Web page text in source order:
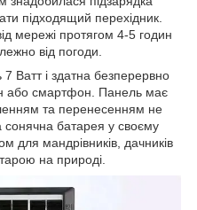
підходящий перехідник.
мережі протягом 4-5 годин
від погоди.
Ватт і здатна безперервно
або смартфон. Панель має
та перенесенням не
батарея у своєму
для мандрівників, дачників
на природі.